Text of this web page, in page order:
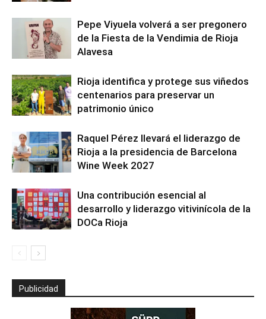
Pepe Viyuela volverá a ser pregonero
de la Fiesta de la Vendimia de Rioja
Alavesa
Rioja identifica y protege sus viñedos
centenarios para preservar un
patrimonio único
Raquel Pérez llevará el liderazgo de
Rioja a la presidencia de Barcelona
Wine Week 2027
Una contribución esencial al
desarrollo y liderazgo vitivinícola de la
DOCa Rioja
Publicidad